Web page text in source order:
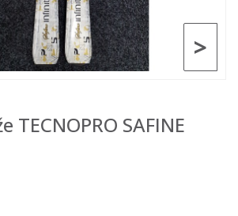
>
TECNOPRO SAFINE